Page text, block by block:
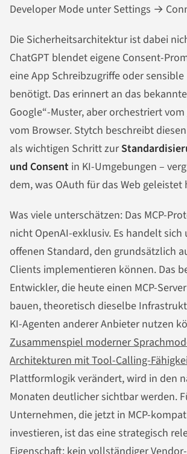
Developer Mode unter Settings →
Die Sicherheitsarchitektur ist dabei
ChatGPT blendet eigene Consent-
eine App Schreibzugriffe oder
benötigt. Das erinnert an das
Google“-Muster, aber orchestriert vom
vom Browser. Stytch beschreibt
als wichtigen Schritt zur
und Consent in KI-Umgebungen –
dem, was OAuth für das Web geleistet
Was viele unterschätzen: Das MCP-
nicht OpenAI-exklusiv. Es handelt sich
offenen Standard, den grundsätzlich
Clients implementieren können. Das
Entwickler, die heute einen MCP-
bauen, theoretisch dieselbe
KI-Agenten anderer Anbieter nutzen
Zusammenspiel moderner
Architekturen mit Tool-Calling-
Plattformlogik verändert, wird in den
Monaten deutlicher sichtbar werden.
Unternehmen, die jetzt in MCP-
investieren, ist das eine strategisch